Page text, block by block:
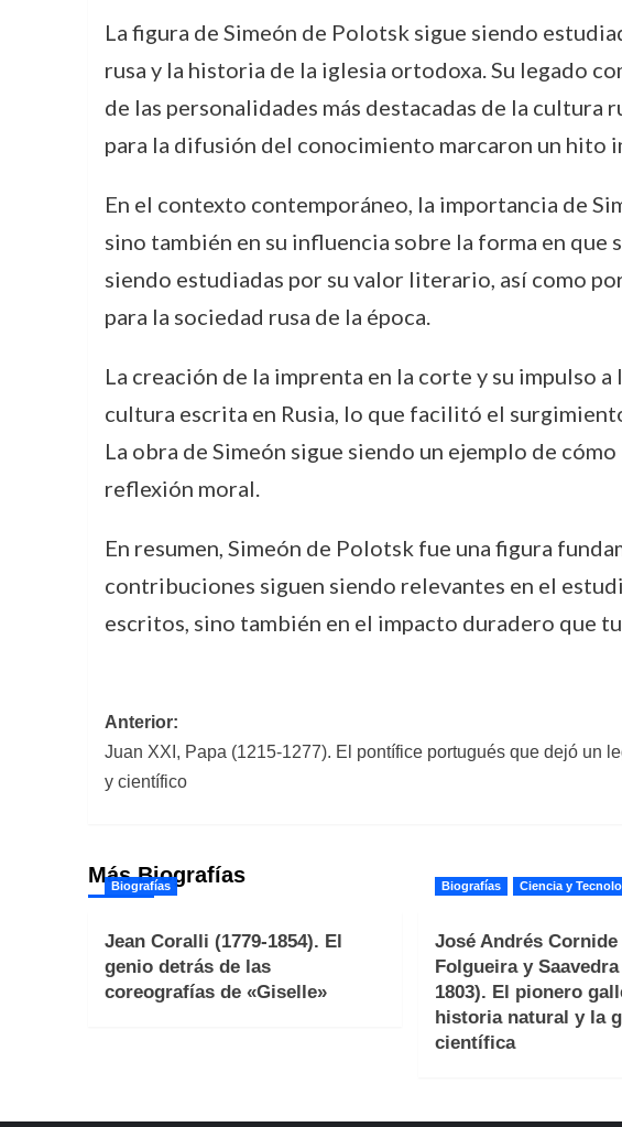
La figura de Simeón de Polotsk sigue siendo
rusa y la historia de la iglesia ortodoxa. Su legado
de las personalidades más destacadas de la cultura
para la difusión del conocimiento marcaron un hito
En el contexto contemporáneo, la importancia de
sino también en su influencia sobre la forma en que
siendo estudiadas por su valor literario, así como
para la sociedad rusa de la época.
La creación de la imprenta en la corte y su
cultura escrita en Rusia, lo que facilitó el
La obra de Simeón sigue siendo un ejemplo de
reflexión moral.
En resumen, Simeón de Polotsk fue una figura
contribuciones siguen siendo relevantes en el
escritos, sino también en el impacto duradero que
Navegación
de
Anterior:
Juan XXI, Papa (1215-1277). El pontífice portugués que dejó un
y científico
Más Biografías
Biografías
Jean Coralli (1779-1854). El
genio detrás de las
coreografías de «Giselle»
Biografías Ciencia y
José Andrés Cornide
Folgueira y Saavedra
1803). El pionero
historia natural y la
científica